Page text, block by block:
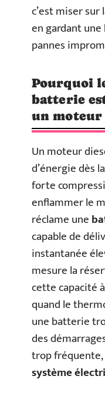
c’est miser
en gardant une
pannes
Pourquoi
batterie
un moteur
Un moteur
d’énergie dès la
forte
enflammer le
réclame une
capable de
instantanée
mesure la
cette capacité
quand le
une batterie
des
trop fréquente,
système